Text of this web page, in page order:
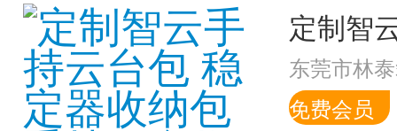
东莞市林
免费会员